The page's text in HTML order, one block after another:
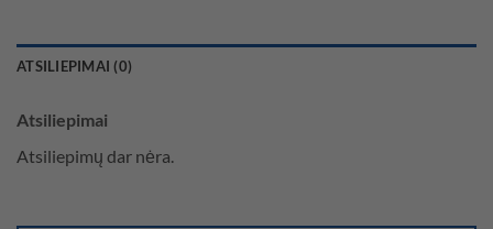
ATSILIEPIMAI (0)
Atsiliepimai
Atsiliepimų dar nėra.